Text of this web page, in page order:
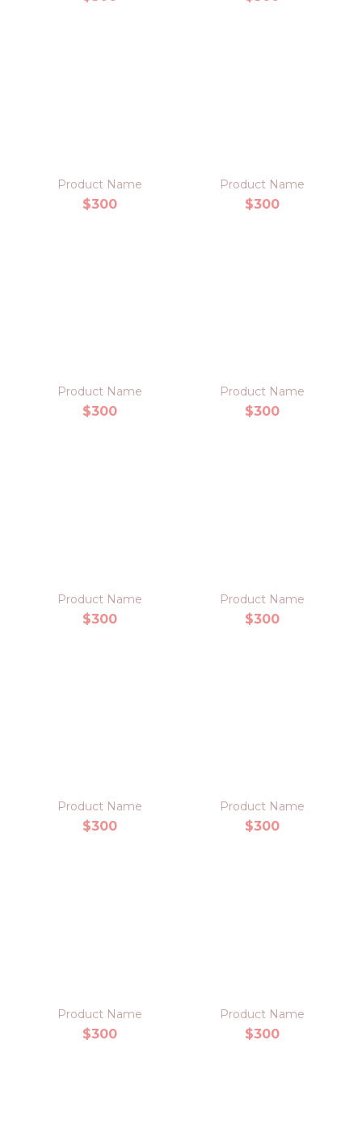
Product Name
$300
Product Name
$300
Product Name
$300
Product Name
$300
Product Name
$300
Product Name
$300
Product Name
$300
Product Name
$300
Product Name
$300
Product Name
$300